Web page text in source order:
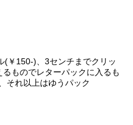
(￥150-)、3センチまでクリッ
ものでレターパックに入るも
それ以上はゆうパック